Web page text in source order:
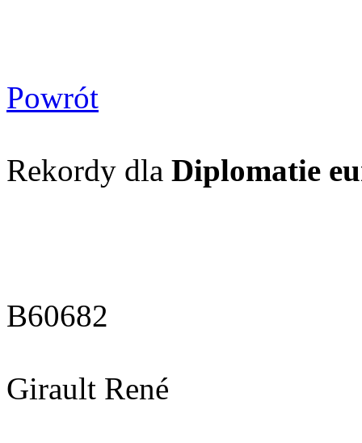
Powrót
Rekordy dla Diplomatie
B60682
Girault René